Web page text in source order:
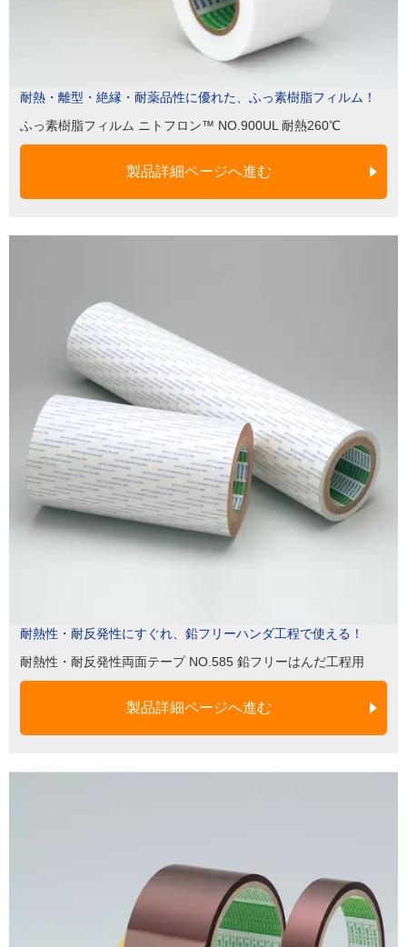
耐熱・離型・絶縁・耐薬品性に優れた、ふっ素樹脂フィルム！
ふっ素樹脂フィルム ニトフロン™ NO.900UL 耐熱260℃
製品詳細ページへ進む
耐熱性・耐反発性にすぐれ、鉛フリーハンダ工程で使える！
耐熱性・耐反発性両面テープ NO.585 鉛フリーはんだ工程用
製品詳細ページへ進む